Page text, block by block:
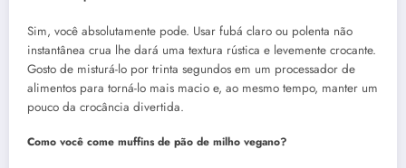
Sim, você absolutamente pode. Usar fubá claro ou polenta não
instantânea crua lhe dará uma textura rústica e levemente crocante.
Gosto de misturá-lo por trinta segundos em um processador de
alimentos para torná-lo mais macio e, ao mesmo tempo, manter um
pouco da crocância divertida.
Como você come muffins de pão de milho vegano?